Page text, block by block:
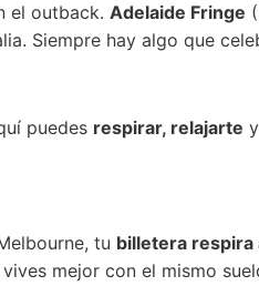
el outback. Adelaide Fringe
Siempre hay algo que
puedes respirar, relajarte
tu billetera respira
mejor con el mismo